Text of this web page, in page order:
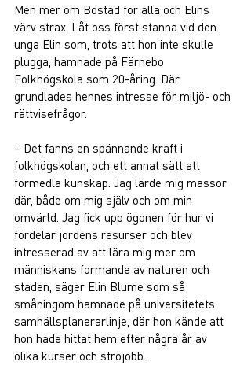
Men mer om Bostad för alla och Elins
värv strax. Låt oss först stanna vid den
unga Elin som, trots att hon inte skulle
plugga, hamnade på Färnebo
Folkhögskola som 20-åring. Där
grundlades hennes intresse för miljö- och
rättvisefrågor.
– Det fanns en spännande kraft i
folkhögskolan, och ett annat sätt att
förmedla kunskap. Jag lärde mig massor
där, både om mig själv och om min
omvärld. Jag fick upp ögonen för hur vi
fördelar jordens resurser och blev
intresserad av att lära mig mer om
människans formande av naturen och
staden, säger Elin Blume som så
småningom hamnade på universitetets
samhällsplanerarlinje, där hon kände att
hon hade hittat hem efter några år av
olika kurser och ströjobb.